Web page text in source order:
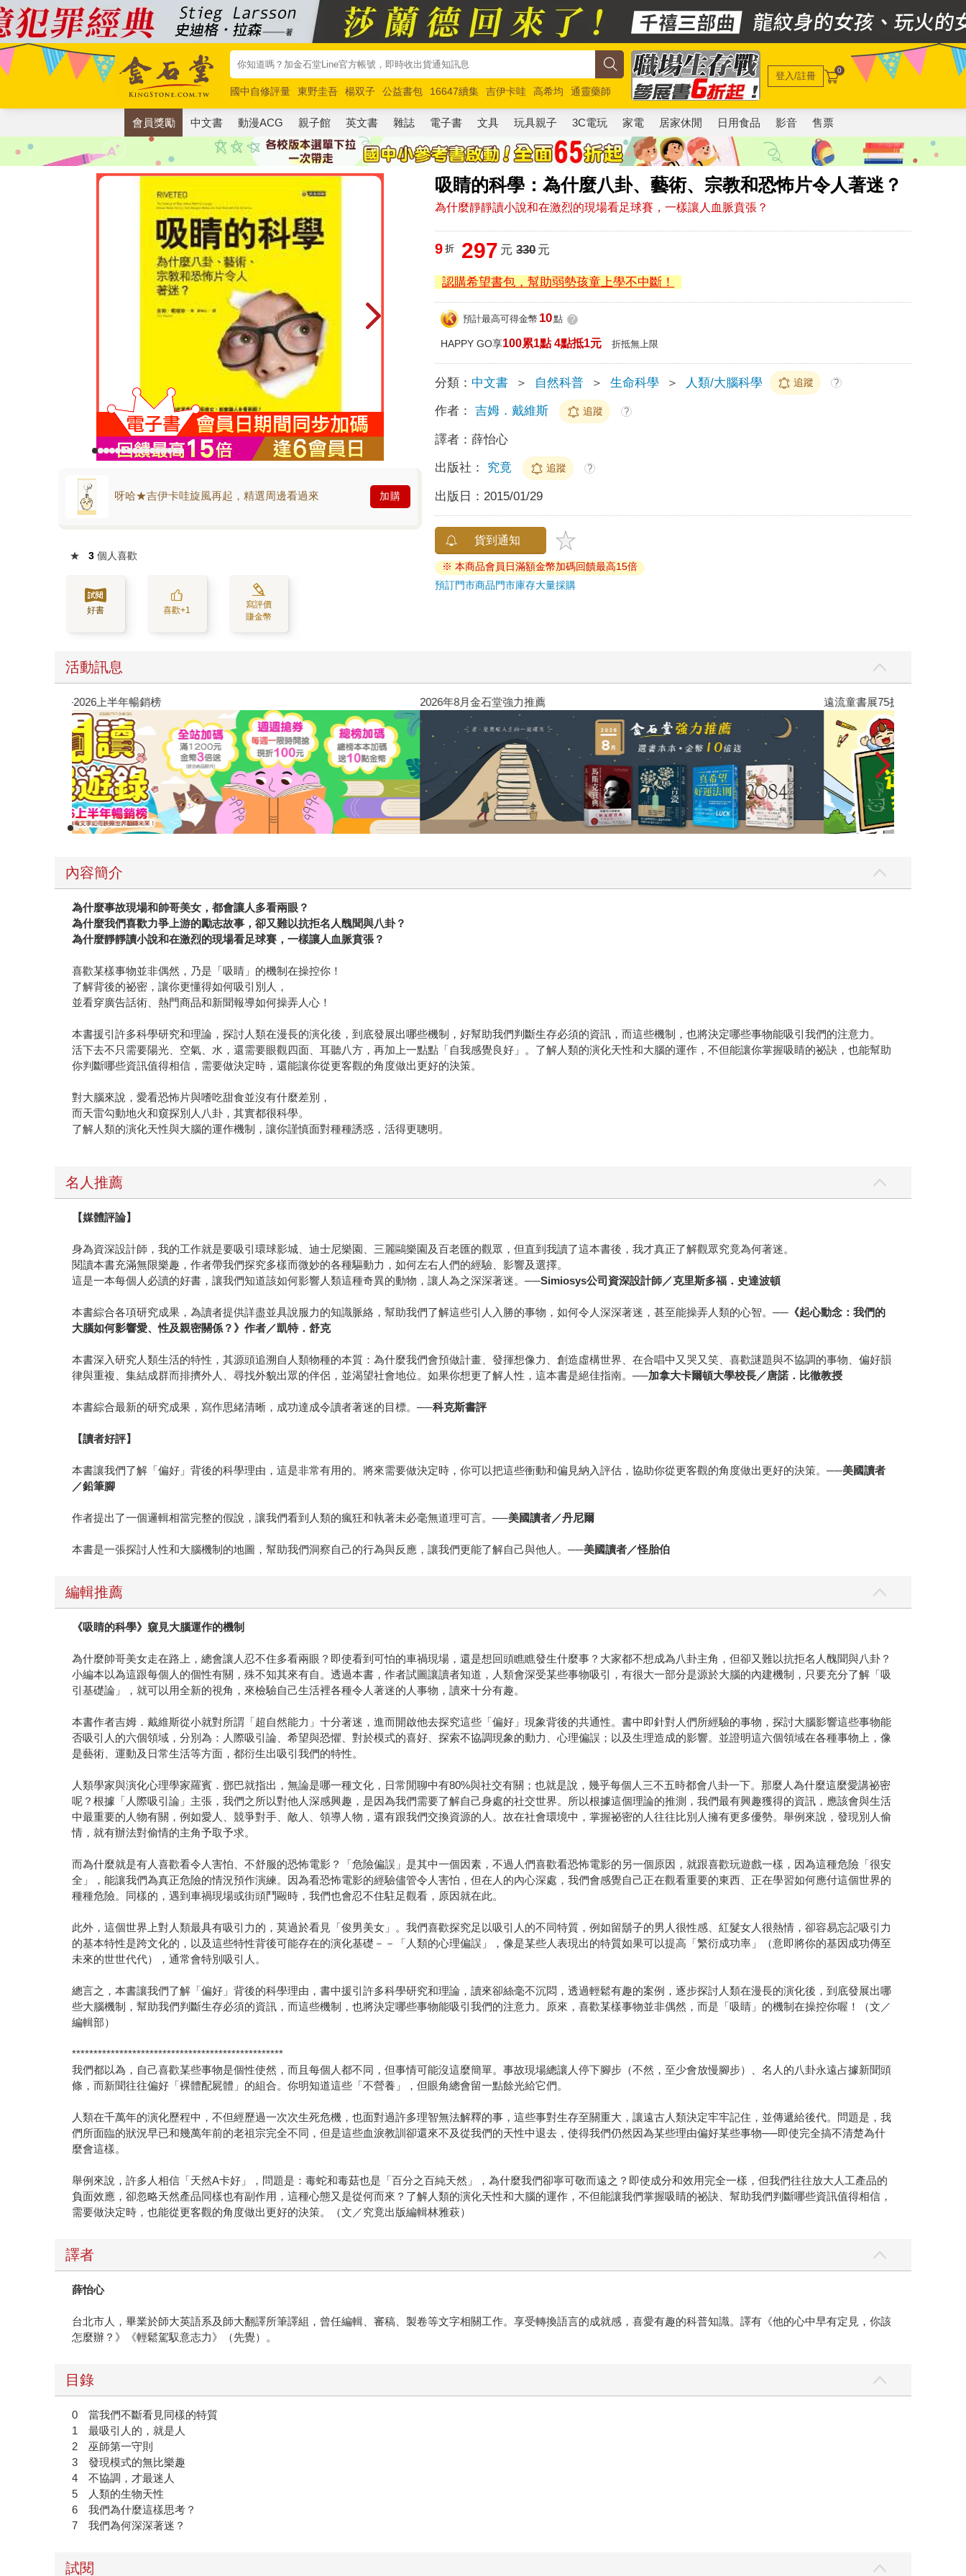
國中自修評量 東野圭吾 楊双子 公益書包 16647續集 吉伊卡哇 高希均
通靈藥師
唯紅花綻放
奧德賽 路邊攤新作 馬斯克 玩具總動員5 超慢跑
登入/註冊 0
會員獎勵 中文書 動漫ACG 親子館 英文書 雜誌 電子書 文具 玩具親子 3C電玩 家電 居家休閒 日用食品 影音 售票
吸睛的科學：為什麼八卦、藝術、宗教和恐怖片令人著迷？
為什麼靜靜讀小說和在激烈的現場看足球賽，一樣讓人血脈賁張？
呀哈★吉伊卡哇旋風再起，精選周邊看過來 加購
★ 3 個人喜歡
好書 喜歡+1
寫評價
賺金幣
9 折 297 元 330元
認購希望書包，幫助弱勢孩童上學不中斷！
預計最高可得金幣 10點 ?
HAPPY GO享100累1點 4點抵1元 折抵無上限
分類： 中文書 ＞ 自然科普 ＞ 生命科學 ＞ 人類/大腦科學 追蹤 ?
作者： 吉姆．戴維斯 追蹤 ?
譯者：薛怡心
出版社： 究竟 追蹤 ?
出版日： 2015/01/29
貨到通知
※ 本商品會員日滿額金幣加碼回饋最高15倍
預訂門市商品門市庫存大量採購
活動訊息
閱讀漫遊錄-2026上半年暢銷榜 2026年8月金石堂強力推薦 遠流童書展75折
內容簡介
為什麼事故現場和帥哥美女，都會讓人多看兩眼？
為什麼我們喜歡力爭上游的勵志故事，卻又難以抗拒名人醜聞與八卦？
為什麼靜靜讀小說和在激烈的現場看足球賽，一樣讓人血脈賁張？
喜歡某樣事物並非偶然，乃是「吸睛」的機制在操控你！
了解背後的祕密，讓你更懂得如何吸引別人，
並看穿廣告話術、熱門商品和新聞報導如何操弄人心！
本書援引許多科學研究和理論，探討人類在漫長的演化後，到底發展出哪些機制，好幫助我們判斷生存必須的資訊，而這些機制，也將決定哪些事物能吸引我們的注意力。
活下去不只需要陽光、空氣、水，還需要眼觀四面、耳聽八方，再加上一點點「自我感覺良好」。了解人類的演化天性和大腦的運作，不但能讓你掌握吸睛的祕訣，也能幫助
你判斷哪些資訊值得相信，需要做決定時，還能讓你從更客觀的角度做出更好的決策。
對大腦來說，愛看恐怖片與嗜吃甜食並沒有什麼差別，
而天雷勾動地火和窺探別人八卦，其實都很科學。
了解人類的演化天性與大腦的運作機制，讓你謹慎面對種種誘惑，活得更聰明。
名人推薦
【媒體評論】
身為資深設計師，我的工作就是要吸引環球影城、迪士尼樂園、三麗鷗樂園及百老匯的觀眾，但直到我讀了這本書後，我才真正了解觀眾究竟為何著迷。
閱讀本書充滿無限樂趣，作者帶我們探究多樣而微妙的各種驅動力，如何左右人們的經驗、影響及選擇。
這是一本每個人必讀的好書，讓我們知道該如何影響人類這種奇異的動物，讓人為之深深著迷。──Simiosys公司資深設計師／克里斯多福．史達波頓
本書綜合各項研究成果，為讀者提供詳盡並具說服力的知識脈絡，幫助我們了解這些引人入勝的事物，如何令人深深著迷，甚至能操弄人類的心智。──《起心動念：我們的
大腦如何影響愛、性及親密關係？》作者／凱特．舒克
本書深入研究人類生活的特性，其源頭追溯自人類物種的本質：為什麼我們會預做計畫、發揮想像力、創造虛構世界、在合唱中又哭又笑、喜歡謎題與不協調的事物、偏好韻
律與重複、集結成群而排擠外人、尋找外貌出眾的伴侶，並渴望社會地位。如果你想更了解人性，這本書是絕佳指南。──加拿大卡爾頓大學校長／唐諾．比徹教授
本書綜合最新的研究成果，寫作思緒清晰，成功達成令讀者著迷的目標。──科克斯書評
【讀者好評】
本書讓我們了解「偏好」背後的科學理由，這是非常有用的。將來需要做決定時，你可以把這些衝動和偏見納入評估，協助你從更客觀的角度做出更好的決策。──美國讀者
／鉛筆腳
作者提出了一個邏輯相當完整的假說，讓我們看到人類的瘋狂和執著未必毫無道理可言。──美國讀者／丹尼爾
本書是一張探討人性和大腦機制的地圖，幫助我們洞察自己的行為與反應，讓我們更能了解自己與他人。──美國讀者／怪胎伯
編輯推薦
《吸睛的科學》窺見大腦運作的機制
為什麼帥哥美女走在路上，總會讓人忍不住多看兩眼？即使看到可怕的車禍現場，還是想回頭瞧瞧發生什麼事？大家都不想成為八卦主角，但卻又難以抗拒名人醜聞與八卦？
小編本以為這跟每個人的個性有關，殊不知其來有自。透過本書，作者試圖讓讀者知道，人類會深受某些事物吸引，有很大一部分是源於大腦的內建機制，只要充分了解「吸
引基礎論」，就可以用全新的視角，來檢驗自己生活裡各種令人著迷的人事物，讀來十分有趣。
本書作者吉姆．戴維斯從小就對所謂「超自然能力」十分著迷，進而開啟他去探究這些「偏好」現象背後的共通性。書中即針對人們所經驗的事物，探討大腦影響這些事物能
否吸引人的六個領域，分別為：人際吸引論、希望與恐懼、對於模式的喜好、探索不協調現象的動力、心理偏誤；以及生理造成的影響。並證明這六個領域在各種事物上，像
是藝術、運動及日常生活等方面，都衍生出吸引我們的特性。
人類學家與演化心理學家羅賓．鄧巴就指出，無論是哪一種文化，日常閒聊中有80%與社交有關；也就是說，幾乎每個人三不五時都會八卦一下。那麼人為什麼這麼愛講祕密
呢？根據「人際吸引論」主張，我們之所以對他人深感興趣，是因為我們需要了解自己身處的社交世界。所以根據這個理論的推測，我們最有興趣獲得的資訊，應該會與生活
中最重要的人物有關，例如愛人、競爭對手、敵人、領導人物，還有跟我們交換資源的人。故在社會環境中，掌握祕密的人往往比別人擁有更多優勢。舉例來說，發現別人偷
情，就有辦法對偷情的主角予取予求。
而為什麼就是有人喜歡看令人害怕、不舒服的恐怖電影？「危險偏誤」是其中一個因素，不過人們喜歡看恐怖電影的另一個原因，就跟喜歡玩遊戲一樣，因為這種危險「很安
全」，能讓我們為真正危險的情況預作演練。因為看恐怖電影的經驗儘管令人害怕，但在人的內心深處，我們會感覺自己正在觀看重要的東西、正在學習如何應付這個世界的
種種危險。同樣的，遇到車禍現場或街頭鬥毆時，我們也會忍不住駐足觀看，原因就在此。
此外，這個世界上對人類最具有吸引力的，莫過於看見「俊男美女」。我們喜歡探究足以吸引人的不同特質，例如留鬍子的男人很性感、紅髮女人很熱情，卻容易忘記吸引力
的基本特性是跨文化的，以及這些特性背後可能存在的演化基礎－－「人類的心理偏誤」，像是某些人表現出的特質如果可以提高「繁衍成功率」（意即將你的基因成功傳至
未來的世世代代），通常會特別吸引人。
總言之，本書讓我們了解「偏好」背後的科學理由，書中援引許多科學研究和理論，讀來卻絲毫不沉悶，透過輕鬆有趣的案例，逐步探討人類在漫長的演化後，到底發展出哪
些大腦機制，幫助我們判斷生存必須的資訊，而這些機制，也將決定哪些事物能吸引我們的注意力。原來，喜歡某樣事物並非偶然，而是「吸睛」的機制在操控你喔！（文／
編輯部）
*************************************************
我們都以為，自己喜歡某些事物是個性使然，而且每個人都不同，但事情可能沒這麼簡單。事故現場總讓人停下腳步（不然，至少會放慢腳步）、名人的八卦永遠占據新聞頭
條，而新聞往往偏好「裸體配屍體」的組合。你明知道這些「不營養」，但眼角總會留一點餘光給它們。
人類在千萬年的演化歷程中，不但經歷過一次次生死危機，也面對過許多理智無法解釋的事，這些事對生存至關重大，讓遠古人類決定牢牢記住，並傳遞給後代。問題是，我
們所面臨的狀況早已和幾萬年前的老祖宗完全不同，但是這些血淚教訓卻還來不及從我們的天性中退去，使得我們仍然因為某些理由偏好某些事物──即使完全搞不清楚為什
麼會這樣。
舉例來說，許多人相信「天然A卡好」，問題是：毒蛇和毒菇也是「百分之百純天然」，為什麼我們卻寧可敬而遠之？即使成分和效用完全一樣，但我們往往放大人工產品的
負面效應，卻忽略天然產品同樣也有副作用，這種心態又是從何而來？了解人類的演化天性和大腦的運作，不但能讓我們掌握吸睛的祕訣、幫助我們判斷哪些資訊值得相信，
需要做決定時，也能從更客觀的角度做出更好的決策。（文／究竟出版編輯林雅萩）
譯者
薛怡心
台北市人，畢業於師大英語系及師大翻譯所筆譯組，曾任編輯、審稿、製卷等文字相關工作。享受轉換語言的成就感，喜愛有趣的科普知識。譯有《他的心中早有定見，你該
怎麼辦？》《輕鬆駕馭意志力》（先覺）。
目錄
0 當我們不斷看見同樣的特質
1 最吸引人的，就是人
2 巫師第一守則
3 發現模式的無比樂趣
4 不協調，才最迷人
5 人類的生物天性
6 我們為什麼這樣思考？
7 我們為何深深著迷？
試閱